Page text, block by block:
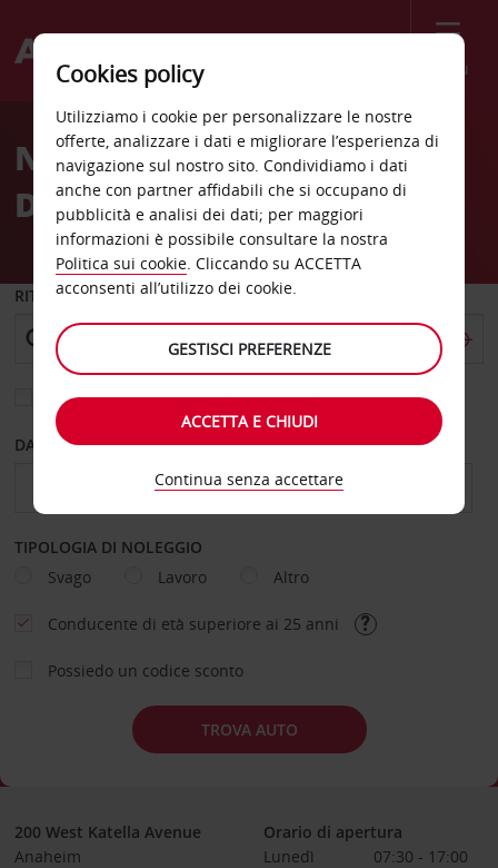
Menù
Welcome
AvisNoleggio auto Anaheim
Disneyland
RITIRO DA
Scegli una località di riconsegna diversa
DAL GIORNO AL GIORNO
TIPOLOGIA DI NOLEGGIO
Svago
Lavoro Altro
Conducente di età superiore ai 25 anni
Possiedo un codice sconto
TROVA AUTO
200 West Katella Avenue
Anaheim
Orario di apertura
Lunedì
07:30 - 17:00
Cookies policy
Utilizziamo i cookie per personalizzare le nostre
offerte, analizzare i dati e migliorare l’esperienza di
navigazione sul nostro sito. Condividiamo i dati
anche con partner affidabili che si occupano di
pubblicità e analisi dei dati; per maggiori
informazioni è possibile consultare la nostra
Politica sui cookie. Cliccando su ACCETTA
acconsenti all’utilizzo dei cookie.
GESTISCI PREFERENZE
ACCETTA E CHIUDI
Continua senza accettare